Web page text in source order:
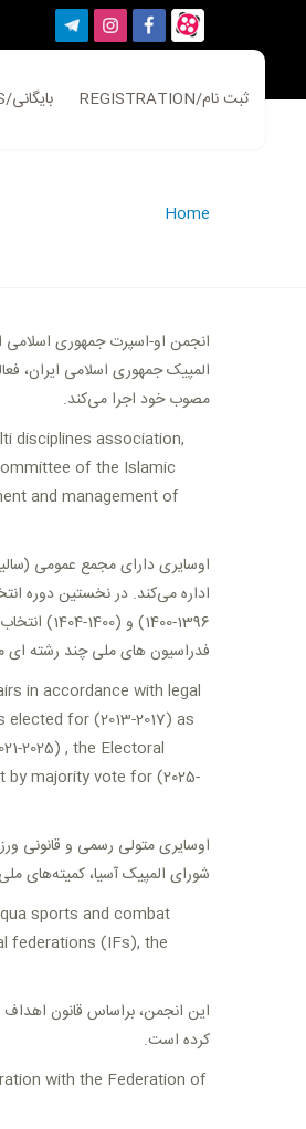
ARCHIVES/بایگانی REGISTRATION/ثبت نام
Home
انجمن او-اسپرت جمهوری اسلامی
المپیک جمهوری اسلامی ایران،
مصوب خود اجرا می‌کند.
disciplines association,
of the Islamic
and management of
اوسایری دارای مجمع عمومی
اداره می‌کند.
1396-1400) و (1400-1404) انتخاب گردید. در آخرین مجمع انتخاباتی، دکتر محمدقاسم منوچهری مجدداً با رأی اکثریت به‌عنوان رئیس انجمن برای سال های (1404-1408) انتخاب گردید
فدراسیون های ملی چند رشته ای
in accordance with legal
elected for (2013-2017) as
2025) , the Electoral
by majority vote for (2025-
اوسایری متولی رسمی و قانونی
شورای المپیک آسیا، کمیته‌های
sports and combat
federations (IFs), the
کرده است.
with the Federation of